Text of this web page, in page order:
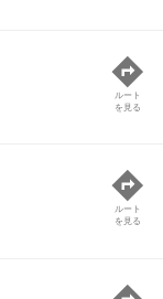
ルート
を見る
ルート
を見る